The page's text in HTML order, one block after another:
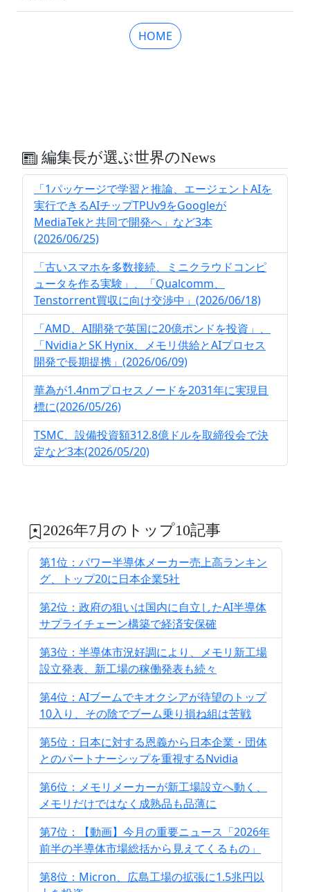
HOME
編集長が選ぶ世界のNews
「1パッケージで学習と推論、エージェントAIを
実行できるAIチップTPUv9をGoogleが
MediaTekと共同で開発へ」など3本
(2026/06/25)
「古いスマホを多数接続、ミニクラウドコンピ
ュータを作る実験」、「Qualcomm、
Tenstorrent買収に向け交渉中」(2026/06/18)
「AMD、AI開発で英国に20億ポンドを投資」、
「NvidiaとSK Hynix、メモリ供給とAIプロセス
開発で長期提携」(2026/06/09)
華為が1.4nmプロセスノードを2031年に実現目
標に(2026/05/26)
TSMC、設備投資額312.8億ドルを取締役会で決
定など3本(2026/05/20)
2026年7月のトップ10記事
第1位：パワー半導体メーカー売上高ランキン
グ、トップ20に日本企業5社
第2位：政府の狙いは国内に自立したAI半導体
サプライチェーン構築で経済安保確
第3位：半導体市況好調により、メモリ新工場
設立発表、新工場の稼働発表も続々
第4位：AIブームでキオクシアが待望のトップ
10入り、その陰でブーム乗り損ね組は苦戦
第5位：日本に対する恩義から日本企業・団体
とのパートナーシップを重視するNvidia
第6位：メモリメーカーが新工場設立へ動く、
メモリだけではなく成熟品も品薄に
第7位：【動画】今月の重要ニュース「2026年
前半の半導体市場総括から見えてくるもの」
第8位：Micron、広島工場の拡張に1.5兆円以